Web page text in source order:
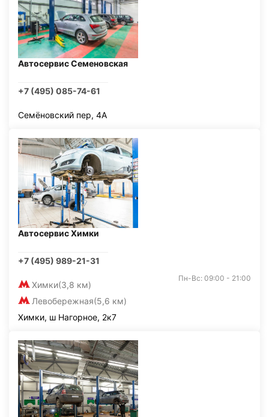
Автосервис Семеновская
+7 (495) 085-74-61
Семёновский пер, 4А
Автосервис Химки
+7 (495) 989-21-31
Химки(3,8 км)
Левобережная(5,6 км)
Пн-Вс: 09:00 - 21:00
Химки, ш Нагорное, 2к7